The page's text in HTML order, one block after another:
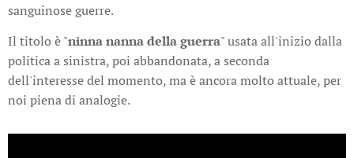
sanguinose guerre.
Il titolo è "ninna nanna della guerra" usata all'inizio dalla
politica a sinistra, poi abbandonata, a seconda
dell'interesse del momento, ma è ancora molto attuale, per
noi piena di analogie.